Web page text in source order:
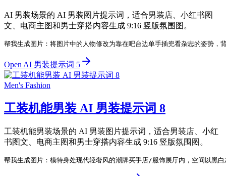
AI 男装场景的 AI 男装图片提示词，适合男装店、小红书图
文、电商主图和男士穿搭内容生成 9:16 竖版氛围图。
帮我生成图片：将图片中的人物修改为靠在吧台边单手插兜看杂志的姿势
Open AI 男装提示词 5
Men's Fashion
工装机能男装 AI 男装提示词 8
工装机能男装场景的 AI 男装图片提示词，适合男装店、小红
书图文、电商主图和男士穿搭内容生成 9:16 竖版氛围图。
帮我生成图片：模特身处现代轻奢风的潮牌买手店/服饰展厅内，空间以